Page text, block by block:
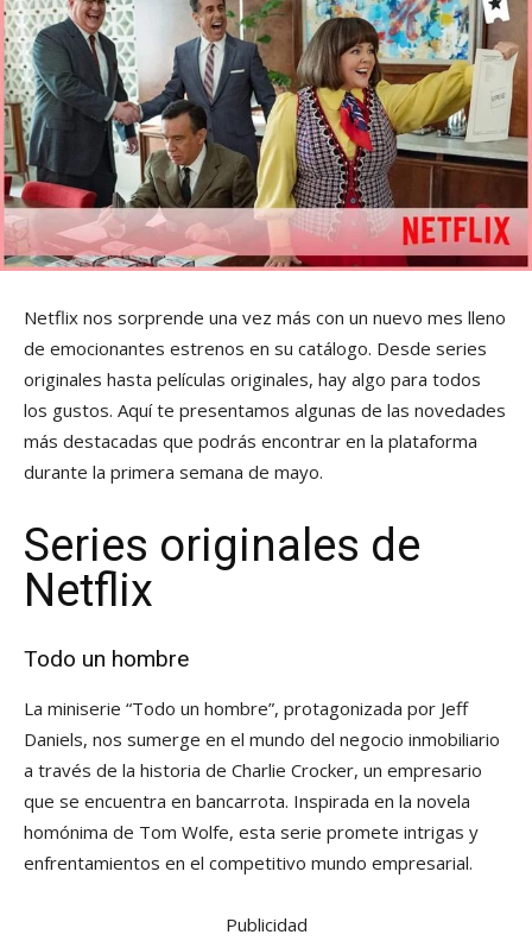
Netflix nos sorprende una vez más con un nuevo mes lleno
de emocionantes estrenos en su catálogo. Desde series
originales hasta películas originales, hay algo para todos
los gustos. Aquí te presentamos algunas de las novedades
más destacadas que podrás encontrar en la plataforma
durante la primera semana de mayo.
Series originales de
Netflix
Todo un hombre
La miniserie “Todo un hombre”, protagonizada por Jeff
Daniels, nos sumerge en el mundo del negocio inmobiliario
a través de la historia de Charlie Crocker, un empresario
que se encuentra en bancarrota. Inspirada en la novela
homónima de Tom Wolfe, esta serie promete intrigas y
enfrentamientos en el competitivo mundo empresarial.
Publicidad